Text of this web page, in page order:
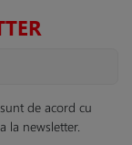
de acord cu
la newsletter.